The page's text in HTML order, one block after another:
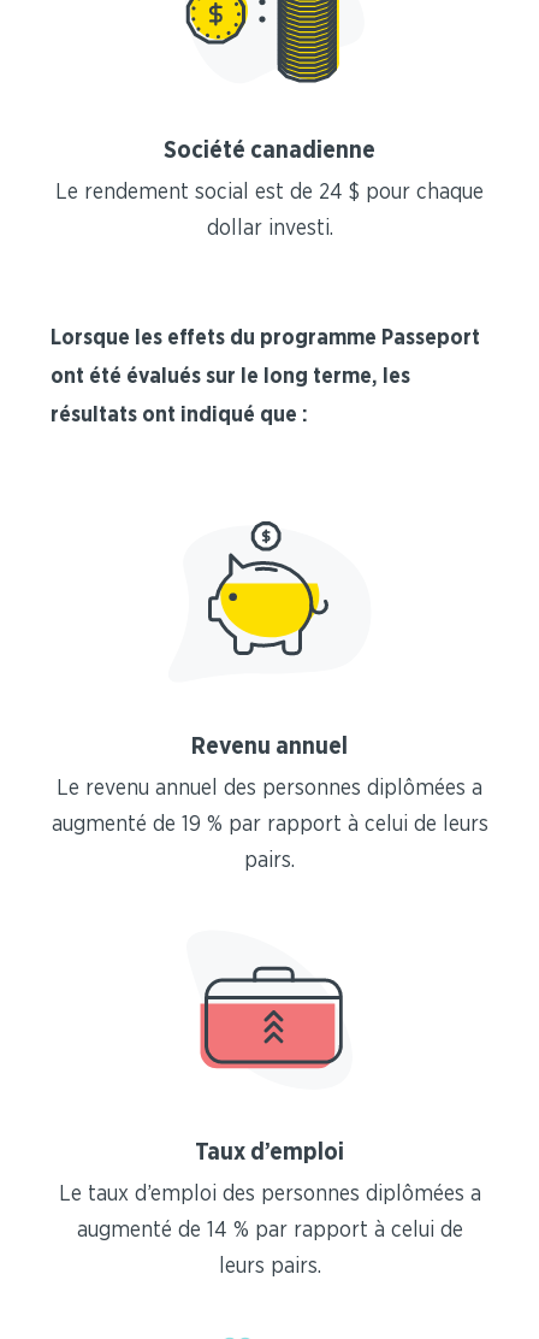
Société canadienne
Le rendement social est de 24 $ pour chaque
dollar investi.
Lorsque les effets du programme Passeport
ont été évalués sur le long terme, les
résultats ont indiqué que :
Revenu annuel
Le revenu annuel des personnes diplômées a
augmenté de 19 % par rapport à celui de leurs
pairs.
Taux d’emploi
Le taux d’emploi des personnes diplômées a
augmenté de 14 % par rapport à celui de
leurs pairs.